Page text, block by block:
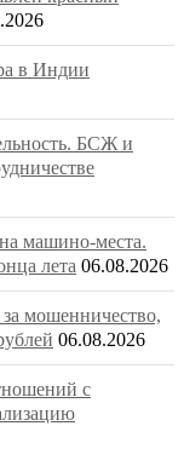
в Индии
БСЖ и
машино-места.
лета 06.08.2026
мошенничество,
06.08.2026
с